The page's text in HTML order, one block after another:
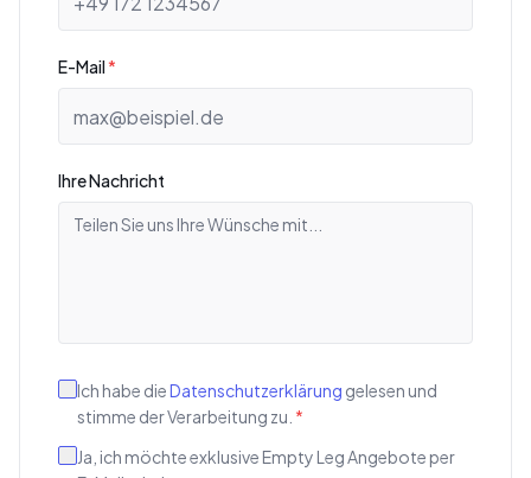
E-Mail*
Ihre Nachricht
Ich habe dieDatenschutzerklärung gelesen und
stimme der Verarbeitung zu. *
Ja, ich möchte exklusive Empty Leg Angebote per